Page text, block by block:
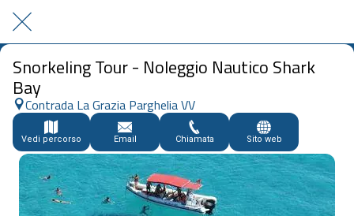
Snorkeling Tour - Noleggio Nautico Shark
Bay
Contrada La Grazia Parghelia VV
Vedi percorso Email Chiamata Sito web